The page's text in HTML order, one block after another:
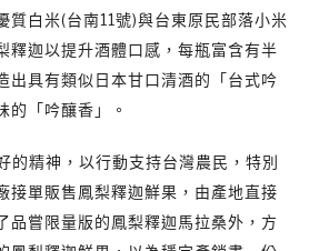
質白米(台南11號)與台東原民部落小米
釋迦以提升酒體口感，每瓶富含有半
出具有類似日本甘口清酒的「台式吟
的「吟釀香」。
精神，以行動支持台灣農民，特別
接單販售鳳梨釋迦鮮果，由產地直接
品嘗限量版的鳳梨釋迦馬拉桑外，方